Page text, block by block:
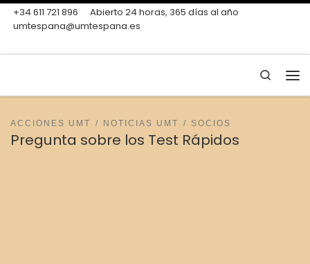
Skip to content
+34 611 721 896
Abierto 24 horas, 365 días al año
umtespana@umtespana.es
Search
ACCIONES UMT NOTICIAS UMT SOCIOS
Pregunta sobre los Test Rápidos